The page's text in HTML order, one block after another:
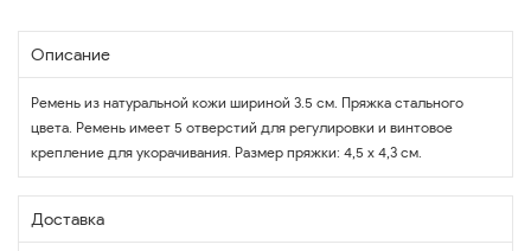
Описание
Ремень из натуральной кожи шириной 3.5 см. Пряжка стального
цвета. Ремень имеет 5 отверстий для регулировки и винтовое
крепление для укорачивания. Размер пряжки: 4,5 х 4,3 см.
Доставка